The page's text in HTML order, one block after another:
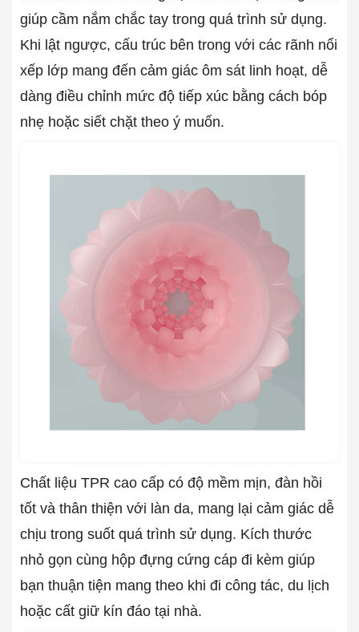
giúp cầm nắm chắc tay trong quá trình sử dụng.
Khi lật ngược, cấu trúc bên trong với các rãnh nổi
xếp lớp mang đến cảm giác ôm sát linh hoạt, dễ
dàng điều chỉnh mức độ tiếp xúc bằng cách bóp
nhẹ hoặc siết chặt theo ý muốn.
Chất liệu TPR cao cấp có độ mềm mịn, đàn hồi
tốt và thân thiện với làn da, mang lại cảm giác dễ
chịu trong suốt quá trình sử dụng. Kích thước
nhỏ gọn cùng hộp đựng cứng cáp đi kèm giúp
bạn thuận tiện mang theo khi đi công tác, du lịch
hoặc cất giữ kín đáo tại nhà.